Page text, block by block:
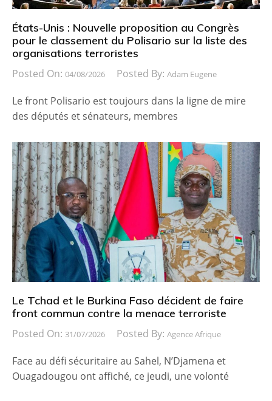
États-Unis : Nouvelle proposition au Congrès
pour le classement du Polisario sur la liste des
organisations terroristes
Posted On: 04/08/2026 Posted By: Adam Eugene
Le front Polisario est toujours dans la ligne de mire
des députés et sénateurs, membres
Le Tchad et le Burkina Faso décident de faire
front commun contre la menace terroriste
Posted On: 31/07/2026 Posted By: Agence Afrique
Face au défi sécuritaire au Sahel, N’Djamena et
Ouagadougou ont affiché, ce jeudi, une volonté